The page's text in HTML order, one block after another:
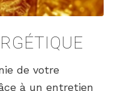
de votre
à un entretien